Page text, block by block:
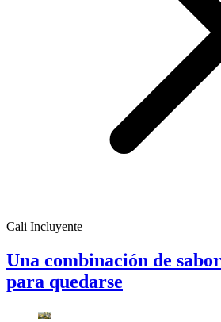
Cali Incluyente
Una combinación de
para quedarse